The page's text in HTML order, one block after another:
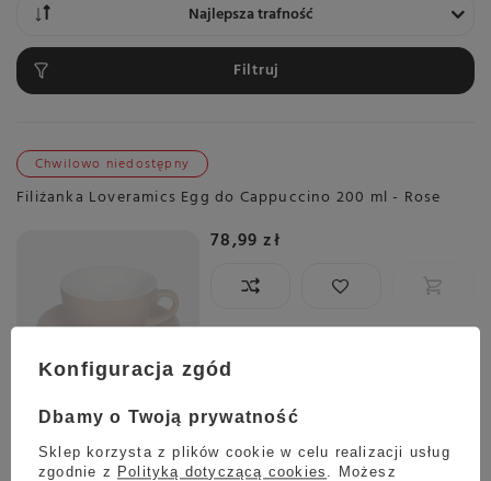
Zmień sortowanie
Najlepsza trafność
Filtruj
Chwilowo niedostępny
Filiżanka Loveramics Egg do Cappuccino 200 ml - Rose
78,99 zł
Chwilowo niedostępny
Filiżanka Loveramics Egg do Cappuccino 200 ml - Butter
Cup
Konfiguracja zgód
Dbamy o Twoją prywatność
Sklep korzysta z plików cookie w celu realizacji usług
zgodnie z Polityką dotyczącą cookies
. Możesz